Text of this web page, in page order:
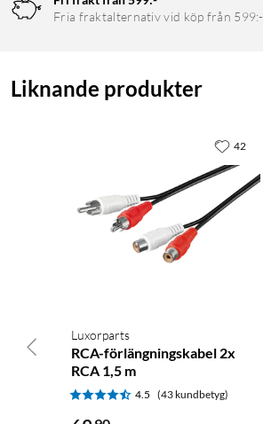
Fria fraktalternativ vid köp från 599:-
Liknande produkter
Luxorparts
RCA-förlängningskabel 2x
RCA 1,5 m
4.5 (43 kundbetyg)
42